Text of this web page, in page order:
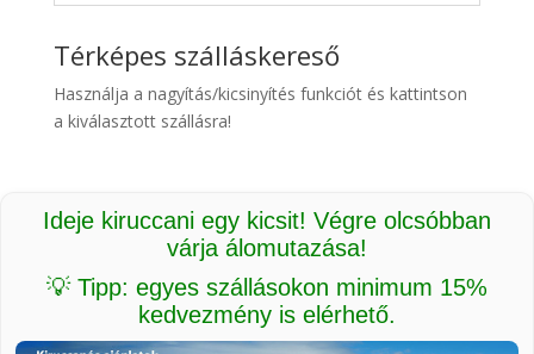
Térképes szálláskereső
Használja a nagyítás/kicsinyítés funkciót és kattintson
a kiválasztott szállásra!
Ideje kiruccani egy kicsit! Végre olcsóbban
várja álomutazása!
💡 Tipp: egyes szállásokon minimum 15%
kedvezmény is elérhető.